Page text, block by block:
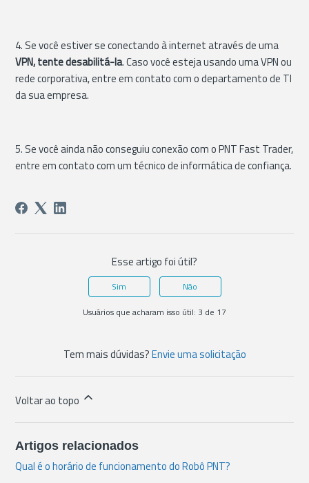
4. Se você estiver se conectando à internet através de uma
VPN, tente desabilitá-la. Caso você esteja usando uma VPN ou
rede corporativa, entre em contato com o departamento de TI
da sua empresa.
5. Se você ainda não conseguiu conexão com o PNT Fast Trader,
entre em contato com um técnico de informática de confiança.
Esse artigo foi útil?
Sim
Não
Usuários que acharam isso útil: 3 de 17
Tem mais dúvidas?Envie uma solicitação
Voltar ao topo
Artigos relacionados
Qual é o horário de funcionamento do Robô PNT?